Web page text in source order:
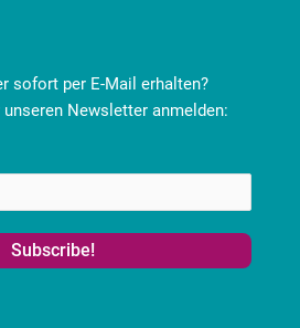
sofort per E-Mail erhalten?
Newsletter anmelden: